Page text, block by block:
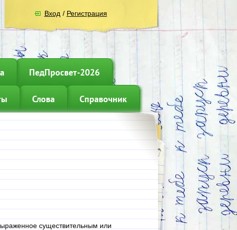
Вход / Регистрация
ПедПросвет-2026
Слова Справочник
существительным или